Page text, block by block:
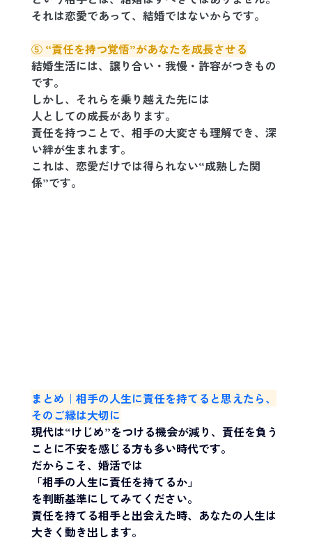
それは恋愛であって、結婚ではないからです。
⑤ “責任を持つ覚悟”があなたを成長させる
結婚生活には、譲り合い・我慢・許容がつきもの
です。
しかし、それらを乗り越えた先には
人としての成長があります。
責任を持つことで、相手の大変さも理解でき、深
い絆が生まれます。
これは、恋愛だけでは得られない“成熟した関
係”です。
まとめ｜相手の人生に責任を持てると思えたら、
そのご縁は大切に
現代は“けじめ”をつける機会が減り、責任を負う
ことに不安を感じる方も多い時代です。
だからこそ、婚活では
「相手の人生に責任を持てるか」
を判断基準にしてみてください。
責任を持てる相手と出会えた時、あなたの人生は
大きく動き出します。